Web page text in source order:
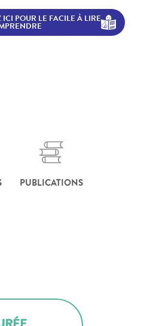
ICI POUR LE FACILE À LIRE
PUBLICATIONS